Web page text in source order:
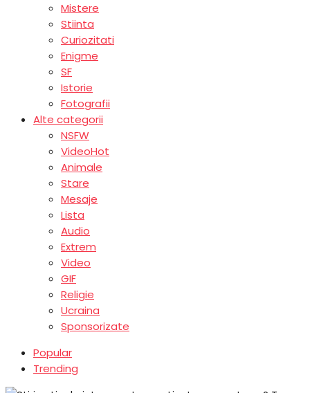
Mistere
Stiinta
Curiozitati
Enigme
SF
Istorie
Fotografii
Alte categorii
NSFW
VideoHot
Animale
Stare
Mesaje
Lista
Audio
Extrem
Video
GIF
Religie
Ucraina
Sponsorizate
Popular
Trending